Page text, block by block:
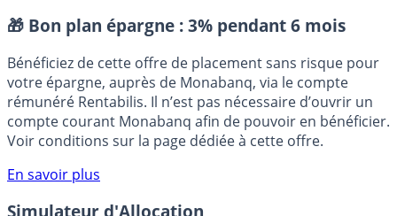
Placement sans risque
🎁 Bon plan épargne : 3% pendant 6 mois
Bénéficiez de cette offre de placement sans risque pour
votre épargne, auprès de Monabanq, via le compte
rémunéré Rentabilis. Il n’est pas nécessaire d’ouvrir un
compte courant Monabanq afin de pouvoir en bénéficier.
Voir conditions sur la page dédiée à cette offre.
En savoir plus